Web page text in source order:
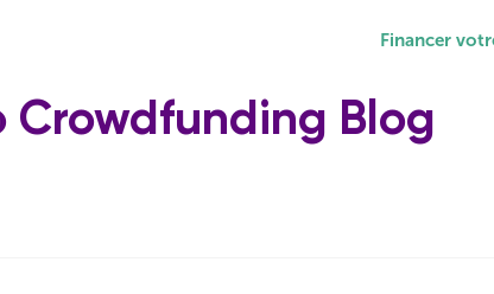
Financer
Crowdfunding Blog